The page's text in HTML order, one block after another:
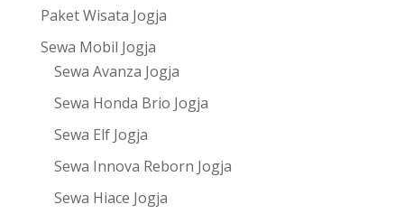
Paket Wisata Jogja
Sewa Mobil Jogja
Sewa Avanza Jogja
Sewa Honda Brio Jogja
Sewa Elf Jogja
Sewa Innova Reborn Jogja
Sewa Hiace Jogja